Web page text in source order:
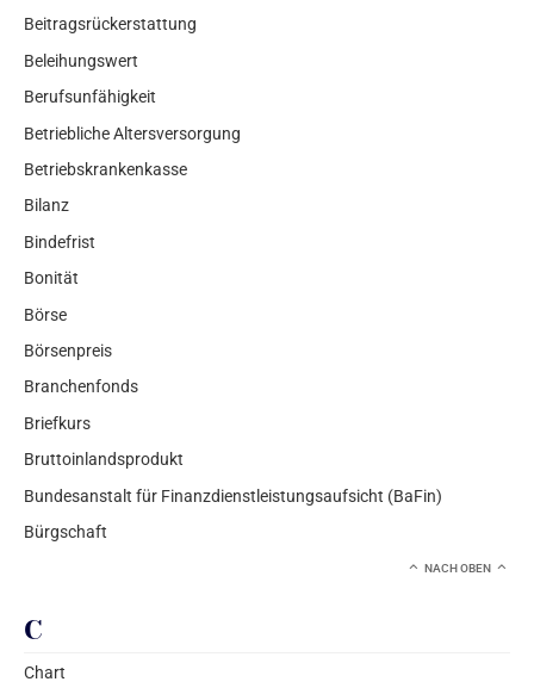
Beitragsrückerstattung
Beleihungswert
Berufsunfähigkeit
Betriebliche Altersversorgung
Betriebskrankenkasse
Bilanz
Bindefrist
Bonität
Börse
Börsenpreis
Branchenfonds
Briefkurs
Bruttoinlandsprodukt
Bundesanstalt für Finanzdienstleistungsaufsicht (BaFin)
Bürgschaft
NACH OBEN
C
Chart